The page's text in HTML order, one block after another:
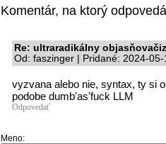
Komentár, na ktorý
Re: ultraradikálny
Od: faszinger | Pridané: 2024-
vyzvana alebo nie, syntax, ty si
podobe dumb'as'fuck LLM
Odpovedať
Meno: